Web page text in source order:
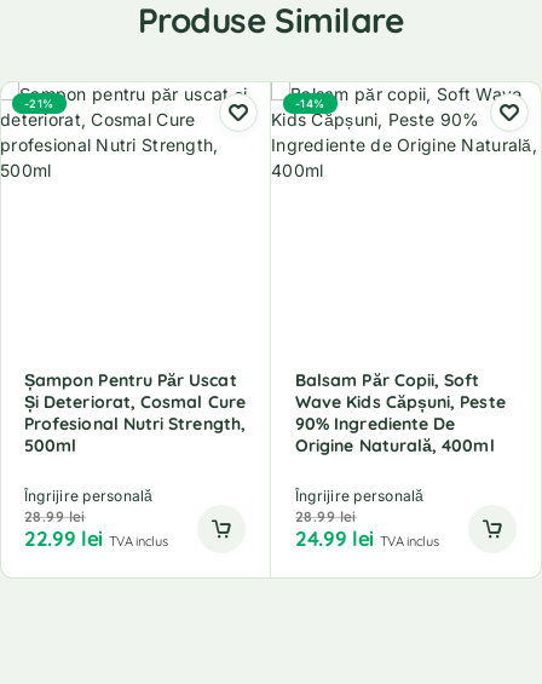
Produse Similare
-21%
Șampon Pentru Păr Uscat
Și Deteriorat, Cosmal Cure
Profesional Nutri Strength,
500ml
Îngrijire personală
28.99lei
22.99 lei TVA inclus
-14%
Balsam Păr Copii, Soft
Wave Kids Căpșuni, Peste
90% Ingrediente De
Origine Naturală, 400ml
Îngrijire personală
28.99lei
24.99 lei TVA inclus